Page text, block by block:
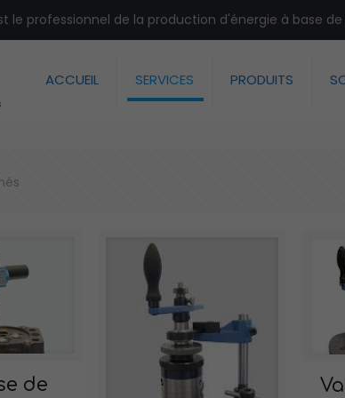
le professionnel de la production d'énergie à base
ACCUEIL SERVICES PRODUITS
de